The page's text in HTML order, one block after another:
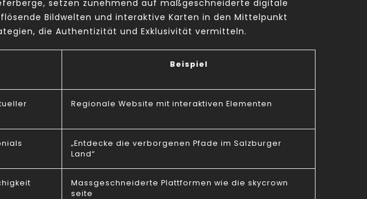
setzen zunehmend auf maßgeschneiderte digitale
Bildwelten und interaktive Karten in den Mittelpunkt
die Authentizität und Exklusivität vermitteln.
Beispiel
Regionale Website mit interaktiven Elementen
„Entdecke die verborgenen Pfade im Salzburger
Land“
Massgeschneiderte Plattformen wie die skycrown
seite